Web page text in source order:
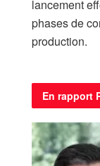
lancement
phases de
production.
En rapport